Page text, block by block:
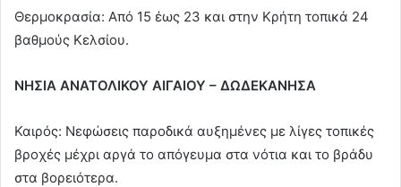
Θερμοκρασία: Από 15 έως 23 και στην Κρήτη τοπικά 24
βαθμούς Κελσίου.
ΝΗΣΙΑ ΑΝΑΤΟΛΙΚΟΥ ΑΙΓΑΙΟΥ – ΔΩΔΕΚΑΝΗΣΑ
Καιρός: Νεφώσεις παροδικά αυξημένες με λίγες τοπικές
βροχές μέχρι αργά το απόγευμα στα νότια και το βράδυ
στα βορειότερα.